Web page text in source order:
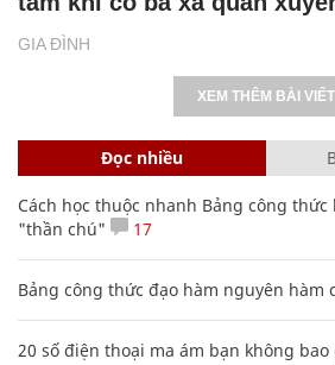
GIA ĐÌNH
XEM THÊM BÀI VIẾT
Đọc nhiều
Cách học thuộc nhanh Bảng công
"thần chú"
17
Bảng công thức đạo hàm nguyên hàm
20 số điện thoại ma ám bạn không